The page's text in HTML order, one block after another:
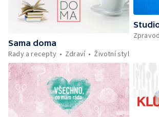
Škola hrou — Upoutávka
Počasí + Zprávy —
festival ve Strážnici —
maso, vejce, mléčné
Kniha veselých říkanek
Umělecký festival
Vyhodnocení ankety +
Vyhodnocení divácké
záchranářů v létě
Sama doma
Rady a recepty
Zdraví Životní styl